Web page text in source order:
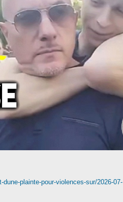
plainte-pour-violences-sur/2026-07-